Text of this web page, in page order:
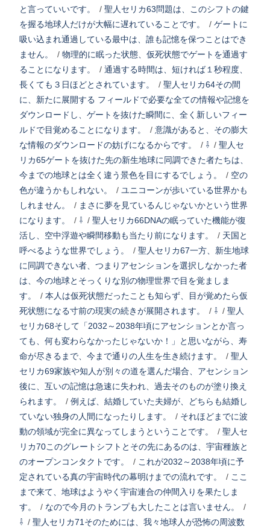
と言っていいです。
/ 聖人セリカ63問題は、このシフトの鍵
を握る地球人だけが大幅に遅れていることです。
/ ゲートに
吸い込まれ通過している最中は、誰も記憶を保つことはでき
ません。
/ 物理的に眠った状態、仮死状態でゲートを通過す
ることになります。
/ 通過する時間は、短ければ１秒程度、
長くても３日ほどとされています。
/ 聖人セリカ64その間
に、新たに展開する フィールドで必要な全ての情報や記憶を
ダウンロードし、ゲートを抜けた瞬間に、全く新しいフィー
ルドで目覚めることになります。
/ 意識があると、その膨大
な情報のダウンロードの妨げになるからです。
/ ⇩ / 聖人セ
リカ65ゲートを抜けた先の新生地球に同調できた者たちは、
今までの地球とは全く違う景色を目にするでしょう。
/ 空の
色が違うかもしれない。
/ ユニコーンが歩いている世界かも
しれません。
/ まさに夢を見ているんじゃないかという世界
になります。
/ ⇩ / 聖人セリカ66DNAの眠っていた機能が復
活し、空中浮遊や瞬間移動も当たり前になります。
/ 天国と
呼べるような世界でしょう。
/ 聖人セリカ67一方、新生地球
に同調できない者、つまりアセンションを選択しなかった者
は、今の地球とそっくりな別の物理世界で目を覚ましま
す。
/ 本人は仮死状態だったことも知らず、目が覚めたら仮
死状態になる寸前の現実の続きが展開されます。
/ ⇩ / 聖人
セリカ68そして「2032～2038年頃にアセンションとか言っ
ても、何も変わらなかったじゃないか！」と思いながら、寿
命が尽きるまで、今まで通りの人生を生き続けます。
/ 聖人
セリカ69家族や知人が別々の道を選んだ場合、アセンション
後に、互いの記憶は急速に失われ、過去そのものが塗り換え
られます。
/ 例えば、結婚していた夫婦が、どちらも結婚し
ていない独身の人間になったりします。
/ それほどまでに波
動の領域が完全に異なってしまうということです。
/ 聖人セ
リカ70このグレートシフトとその先にあるのは、宇宙種族と
のオープンコンタクトです。
/ これが2032～2038年頃に予
定されている真の宇宙時代の幕明けまでの流れです。
/ ここ
まで来て、地球はようやく宇宙連合の仲間入りを果たしま
す。
/ なので今月のトランプも大したことは言いません。
/
⇩ / 聖人セリカ71そのためには、我々地球人が恐怖の周波数